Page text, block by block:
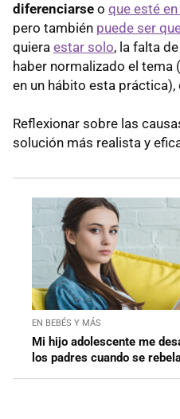
diferenciarse o que esté
pero también puede ser
quiera estar solo, la falta
haber normalizado el tema
en un hábito esta práctica),
Reflexionar sobre las
solución más realista y
EN BEBÉS Y MÁS
Mi hijo adolescente me
los padres cuando se